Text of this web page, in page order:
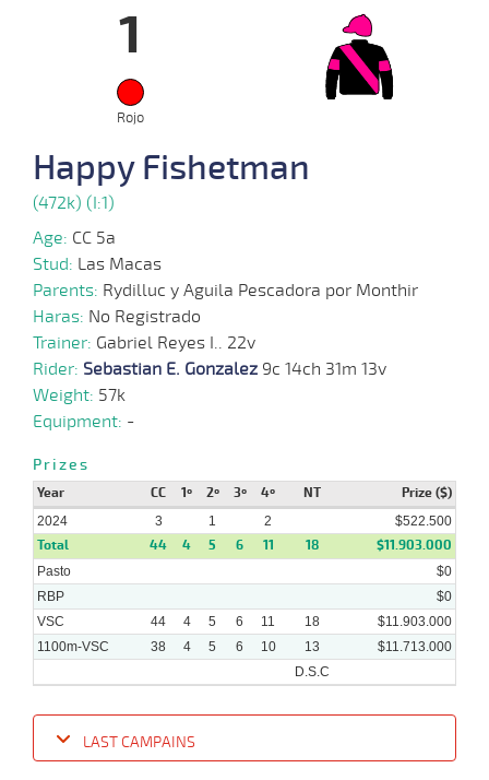
1
Rojo
Happy Fishetman
(472k) (I:1)
Age: CC 5a
Stud: Las Macas
Parents: Rydilluc y Aguila Pescadora por Monthir
Haras: No Registrado
Trainer: Gabriel Reyes I.. 22v
Rider: Sebastian E. Gonzalez 9c 14ch 31m 13v
Weight: 57k
Equipment: -
Prizes
Year CC 1º 2º 3º 4º NT Prize ($)
2024 3 1 2 $522.500
Total 44 4 5 6 11 18 $11.903.000
Pasto
$0
RBP
$0
VSC
44 4 5 6 11 18
$11.903.000
1100m-VSC
38 4 5 6 10 13
$11.713.000
D.S.C
LAST CAMPAINS